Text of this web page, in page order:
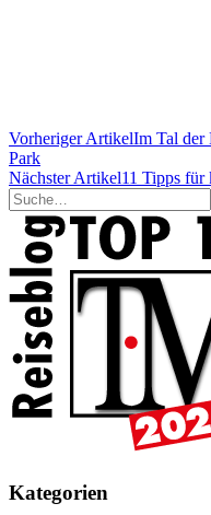
Vorheriger ArtikelIm Tal der
Park
Nächster Artikel11 Tipps für
Suche
Kategorien